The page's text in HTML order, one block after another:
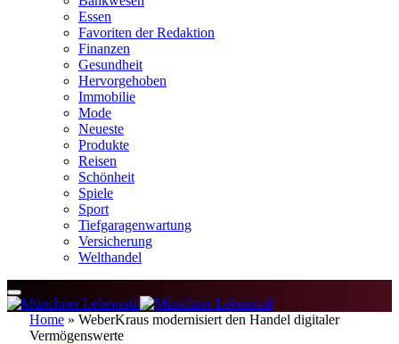
Essen
Favoriten der Redaktion
Finanzen
Gesundheit
Hervorgehoben
Immobilie
Mode
Neueste
Produkte
Reisen
Schönheit
Spiele
Sport
Tiefgaragenwartung
Versicherung
Welthandel
Home » WeberKraus modernisiert den Handel digitaler
Vermögenswerte